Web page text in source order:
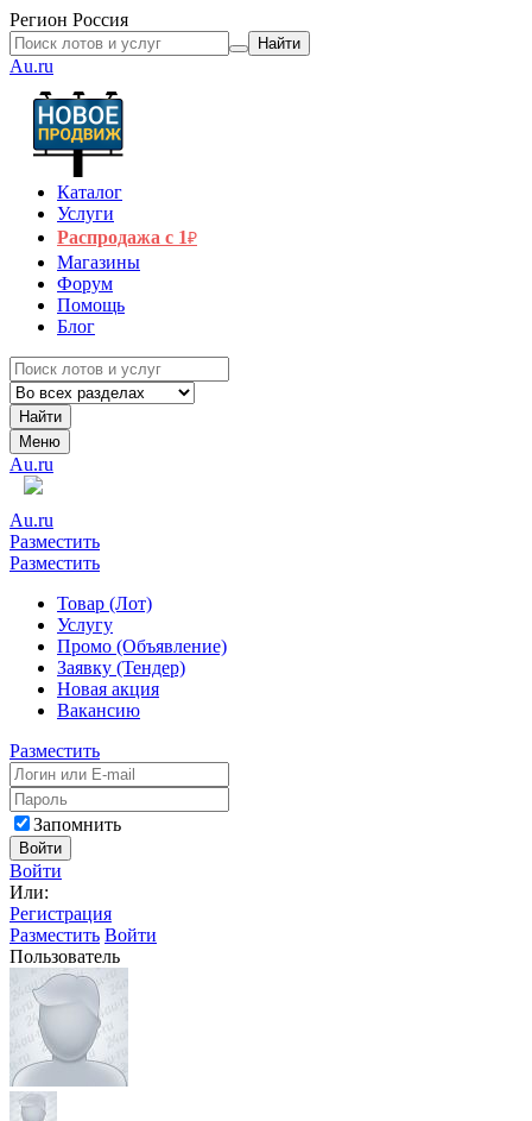
Регион Россия
Найти
Au.ru
Каталог
Услуги
Распродажа с 1₽
Магазины
Форум
Помощь
Блог
Найти
Меню
Au.ru
Au.ru
Разместить
Разместить
Товар (Лот)
Услугу
Промо (Объявление)
Заявку (Тендер)
Новая акция
Вакансию
Разместить
Запомнить
Войти
Войти
Или:
Регистрация
Разместить Войти
Пользователь